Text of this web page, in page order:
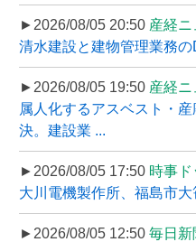
►2026/08/05 20:50 産経ニ
清水建設と建物管理業務
►2026/08/05 19:50 産経ニ
属人化するアスベスト・
決。建設業 ...
►2026/08/05 17:50 時事ド
大川電機製作所、福島市
►2026/08/05 12:50 毎日新